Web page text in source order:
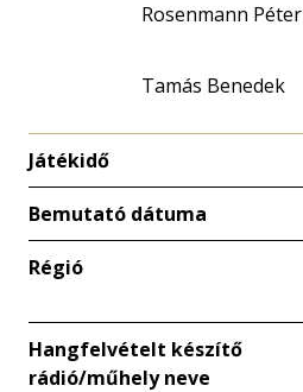
Rosenmann Péter
Tamás Benedek
Játékidő
Bemutató dátuma
Régió
Hangfelvételt készítő
rádió/műhely neve